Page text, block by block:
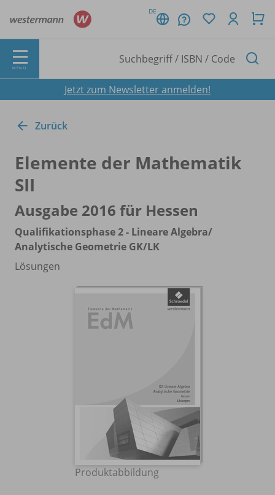
DE
MENÜ
Jetzt zum Newsletter anmelden!
Zurück
Elemente der Mathematik
SII
Ausgabe 2016 für Hessen
Qualifikationsphase 2 - Lineare Algebra/
Analytische Geometrie GK/LK
Lösungen
Produktabbildung